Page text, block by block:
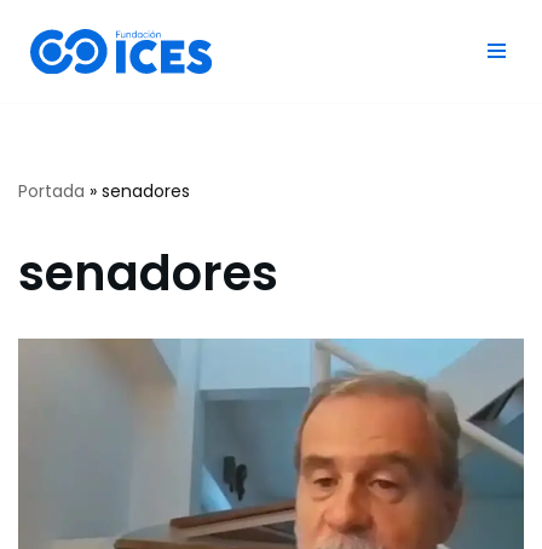
Saltar
Portada » senadores
senadores